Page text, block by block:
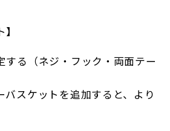
する（ネジ・フック・両面テー
バスケットを追加すると、より